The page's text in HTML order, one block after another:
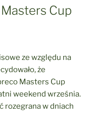
Cup
ze względu na
że
Masters Cup
weekend września.
rozegrana w dniach